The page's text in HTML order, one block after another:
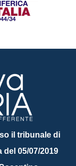
il tribunale di
del 05/07/2019